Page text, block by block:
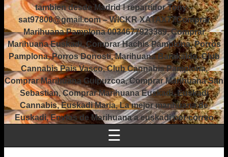
tambien desde Madrid ! repartidor Tony –
sat97800@gmail.com – WICKR XATAX77Comprar
Marihuana Pamplona 0034677923389, Comprar
Marihuana Euskadi, Comprar Hachis Pamplona, Porros
Pamplona, Porros Donosti, Marihuana Barakaldo, Club
Cannabis Pais Vasco, Club Cannabis Pamplona,
Comprar Marihuana Guipuzcoa, Comprar Marihuana San
Sebastian, Comprar Marihuana Euskadi, Euskadi
Cannabis, Euskadi Maria, La mejor marihuana de
Euskadi, Envios de Marihuana a euskadi por correo
☰